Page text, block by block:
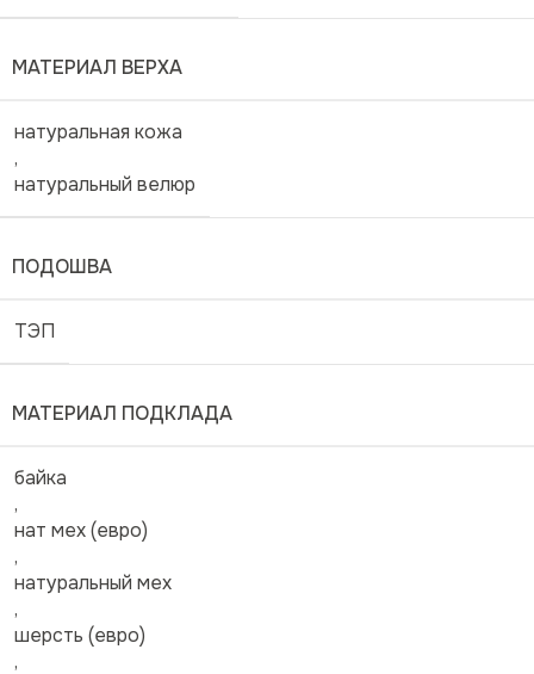
МАТЕРИАЛ ВЕРХА
натуральная кожа
,
натуральный велюр
ПОДОШВА
ТЭП
МАТЕРИАЛ ПОДКЛАДА
байка
,
нат мех (евро)
,
натуральный мех
,
шерсть (евро)
,